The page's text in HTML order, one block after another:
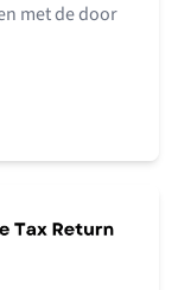
met de door